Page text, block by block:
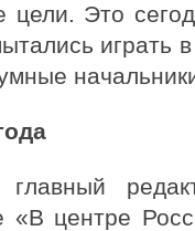
цели. Это
играть
главный
«В центре